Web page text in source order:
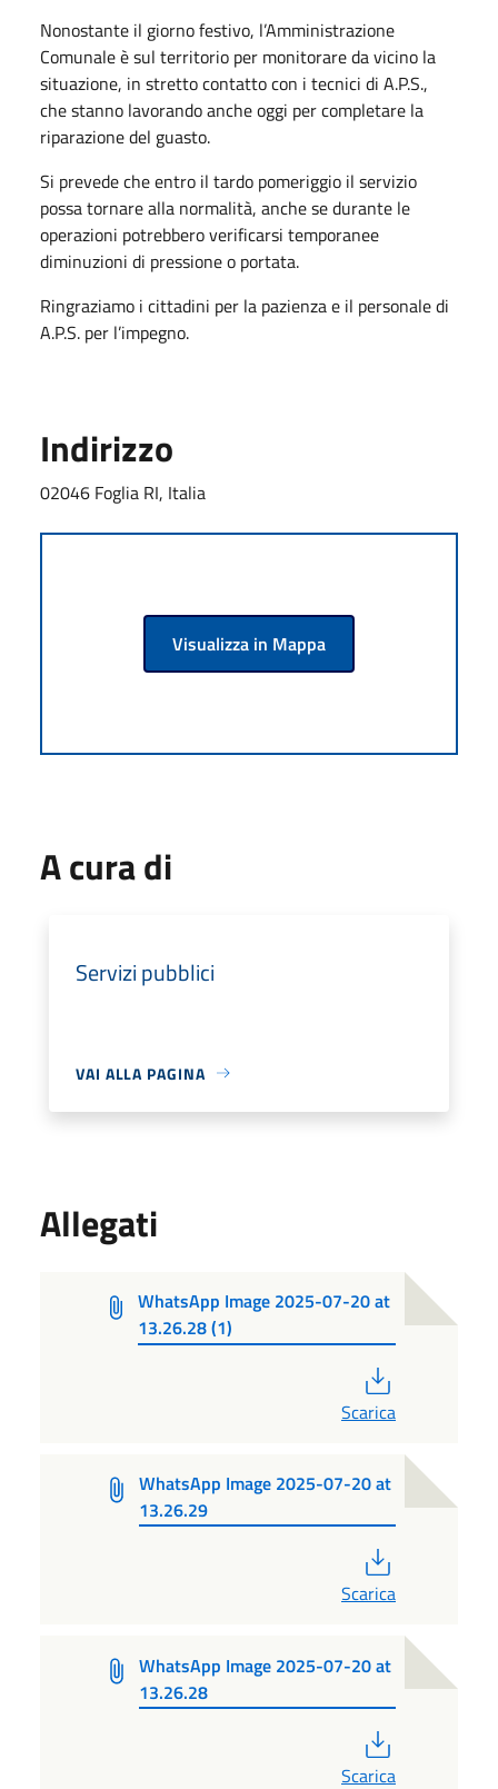
Nonostante il giorno festivo, l’Amministrazione
Comunale è sul territorio per monitorare da vicino la
situazione, in stretto contatto con i tecnici di A.P.S.,
che stanno lavorando anche oggi per completare la
riparazione del guasto.
Si prevede che entro il tardo pomeriggio il servizio
possa tornare alla normalità, anche se durante le
operazioni potrebbero verificarsi temporanee
diminuzioni di pressione o portata.
Ringraziamo i cittadini per la pazienza e il personale di
A.P.S. per l’impegno.
Indirizzo
02046 Foglia RI, Italia
Visualizza in Mappa
A cura di
Servizi pubblici
VAI ALLA PAGINA
Allegati
WhatsApp Image 2025-07-20 at
13.26.28 (1)
Scarica
WhatsApp Image 2025-07-20 at
13.26.29
Scarica
WhatsApp Image 2025-07-20 at
13.26.28
Scarica